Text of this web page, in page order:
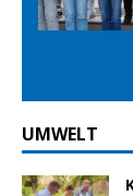
Prev
ious
UMWELT